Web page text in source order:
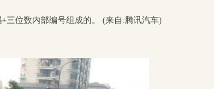
三位数内部编号组成的。 (来自:腾讯汽车)